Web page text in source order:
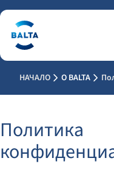
НАЧАЛО О BALTA
Политика